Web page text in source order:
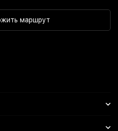
маршрут